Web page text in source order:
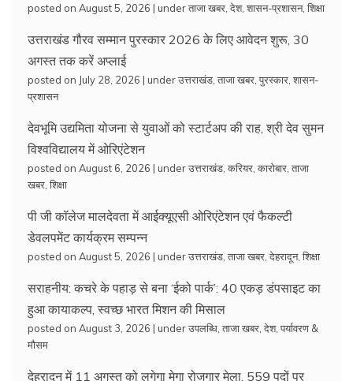
posted on August 5, 2026 | underताजा खबर देश, शासन-प्रशासन, शिक्षा
उत्तराखंड गौरव सम्मान पुरस्कार 2026 के लिए आवेदन शुरू, 30
अगस्त तक करें अप्लाई
posted on July 28, 2026 | underउत्तराखंड ताजा खबर पुरस्कार शासन-
प्रशासन
देवभूमि उद्यमिता योजना से युवाओं को स्टार्टअप की राह, श्री देव सुमन
विश्वविद्यालय में ओरिएंटेशन
posted on August 6, 2026 | underउत्तराखंड करियर कारोबार ताजा
खबर शिक्षा
पी जी कॉलेज मालदेवता में आईक्यूएसी ओरिएंटेशन एवं फैकल्टी
डेवलपमेंट कार्यक्रम सम्पन्न
posted on August 5, 2026 | underउत्तराखंड ताजा खबर देहरादून, शिक्षा
सराहनीय: कचरे के पहाड़ से बना ‘ईको पार्क’: 40 एकड़ डंपसाइट का
हुआ कायाकल्प, स्वच्छ भारत मिशन की मिसाल
posted on August 3, 2026 | underउपलब्धि ताजा खबर देश, पर्यावरण &
मौसम
देहरादून में 11 अगस्त को लगेगा मेगा रोजगार मेला, 559 पदों पर